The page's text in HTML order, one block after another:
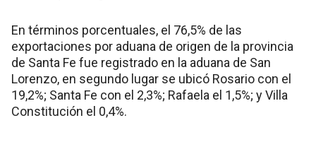
En términos porcentuales, el 76,5% de las
exportaciones por aduana de origen de la provincia
de Santa Fe fue registrado en la aduana de San
Lorenzo, en segundo lugar se ubicó Rosario con el
19,2%; Santa Fe con el 2,3%; Rafaela el 1,5%; y Villa
Constitución el 0,4%.